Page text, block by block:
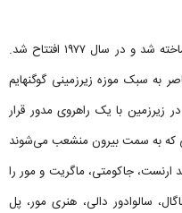
این ساختمان در مجاورت پارک لاله تهران ساخته شد و در سال ۱۹۷۷ افتتاح شد.
به سبک موزه زیرزمینی گوگنهایم
زیرزمین با یک راهروی مدور قرار
که به سمت بیرون منشعب می‌شوند
ارنست، جاکومتی، ماگریت و مور را
سالوادور دالی، هنری مور، پل